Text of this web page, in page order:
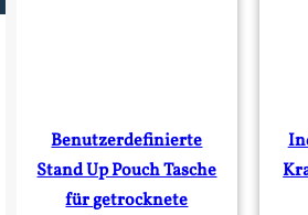
Benutzerdefinierte
Stand Up Pouch Tasche
für getrocknete